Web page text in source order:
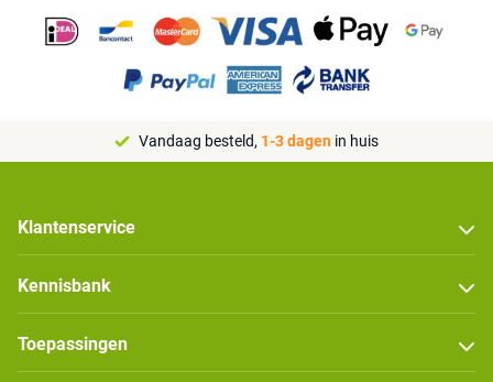
Vandaag besteld, 1-3 dagen in huis
Klantenservice
Kennisbank
Toepassingen